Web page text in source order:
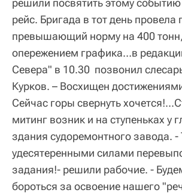
решили посвятить этому
рейс. Бригада в тот день провела
превышающий норму на 400
опережением графика…в
Севера" в 10.30 позвонил
Курков. – Восхищен
Сейчас горы свернуть
митинг возник и на ступеньках у
здания судоремонтного завода.
удесятеренными силами
задания!- решили рабочие. -
бороться за освоение нашего